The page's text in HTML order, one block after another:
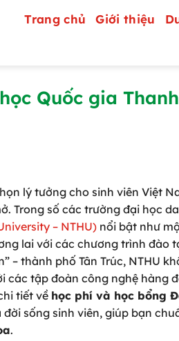
Trang chủ Giới thiệu
Quốc gia
lý tưởng cho sinh viên Việt
Trong số các trường đại học
– NTHU) nổi bật như
lai với các chương trình đào
– thành phố Tân Trúc, NTHU
tập đoàn công nghệ hàng
tiết về học phí và học bổng
sống sinh viên, giúp bạn
.